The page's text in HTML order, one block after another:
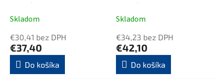
matná
Skladom
€30,41 bez DPH
€37,40
Do košíka
matná
Skladom
€34,23 bez DPH
€42,10
Do košíka